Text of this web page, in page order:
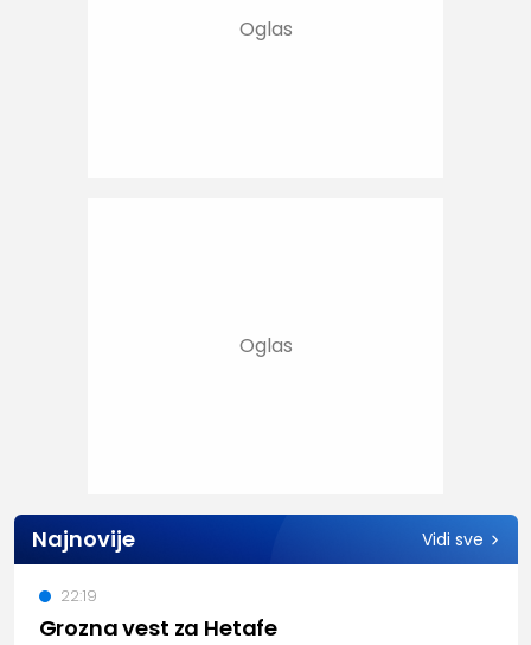
Najnovije Vidi sve
Grozna vest za Hetafe
22:19